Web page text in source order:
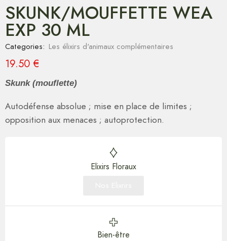
SKUNK/MOUFFETTE WEA
EXP 30 ML
Categories: Les élixirs d'animaux complémentaires
19.50 €
Skunk (mouflette)
Autodéfense absolue ; mise en place de limites ;
opposition aux menaces ; autoprotection.
Elixirs Floraux
Bien-être